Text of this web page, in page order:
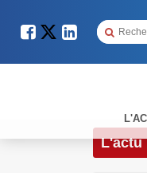
L'actu